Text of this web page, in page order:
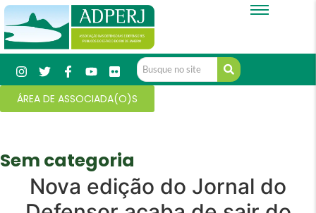
ÁREA DE ASSOCIADA(O)S
Sem categoria
Nova edição do Jornal do